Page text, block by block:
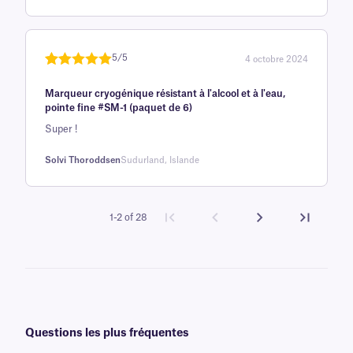
5 sur la
base d'
évaluation
5/5 4 octobre 2024
Marqueur cryogénique résistant à l'alcool et à l'eau,
pointe fine #SM-1 (paquet de 6)
Super !
Solvi ThoroddsenSudurland, Islande
1-2 of 28
Questions les plus fréquentes